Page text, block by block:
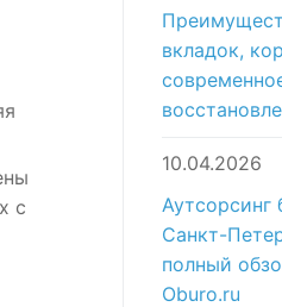
с
вкладок,
10.04.2026
Аутсорсинг
Санкт-
полный
Oburo.ru